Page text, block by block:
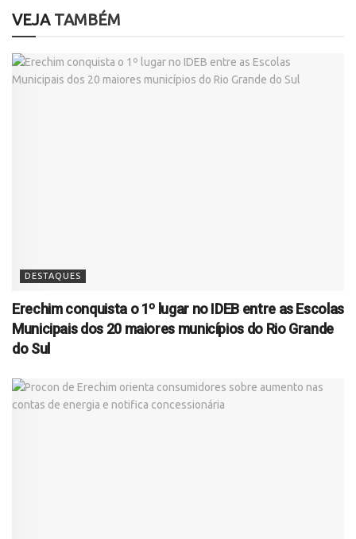
VEJATAMBÉM
DESTAQUES
Erechim conquista o 1º lugar no IDEB entre as Escolas
Municipais dos 20 maiores municípios do Rio Grande
do Sul